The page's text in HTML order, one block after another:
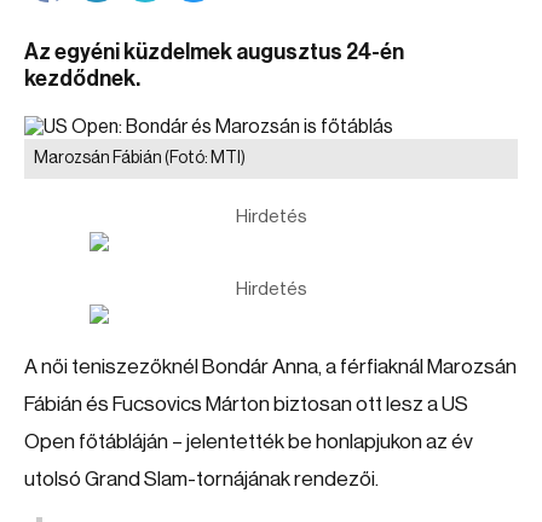
Az egyéni küzdelmek augusztus 24-én
kezdődnek.
Marozsán Fábián (Fotó: MTI)
Hirdetés
Hirdetés
A női teniszezőknél Bondár Anna, a férfiaknál Marozsán
Fábián és Fucsovics Márton biztosan ott lesz a US
Open főtábláján – jelentették be honlapjukon az év
utolsó Grand Slam-tornájának rendezői.